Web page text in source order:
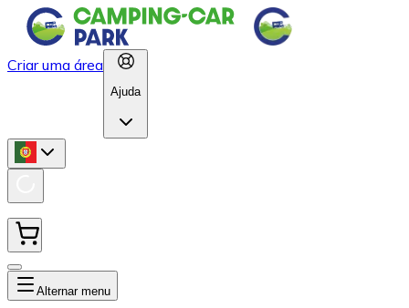
Criar uma área
Ajuda
Alternar menu